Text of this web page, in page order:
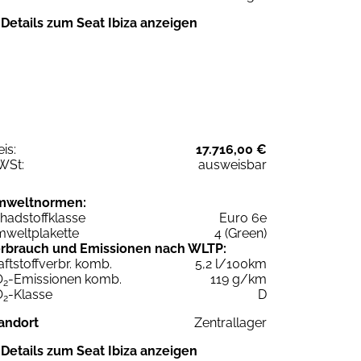
zum Seat Ibiza anzeigen
17.716,00 €
ausweisbar
Euro 6e
4 (Green)
und Emissionen nach WLTP:
komb.
5,2 l/100km
2-Emissionen komb.
119 g/km
2-Klasse
D
Zentrallager
zum Seat Ibiza anzeigen